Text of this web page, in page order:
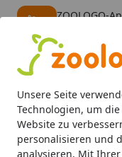
Unsere Seite
Technologien, um
Website zu
personalisieren und
analysieren. Mit
ZOOLOGO-
Alle Produkte
Mein Konto
Suchen